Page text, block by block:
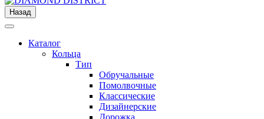
Назад
Каталог
Кольца
Тип
Обручальные
Помолвочные
Классические
Дизайнерские
Дорожка